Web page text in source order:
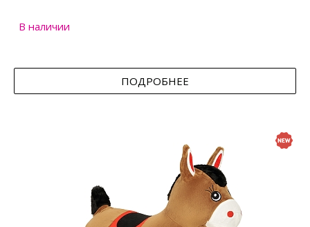
В наличии
ПОДРОБНЕЕ